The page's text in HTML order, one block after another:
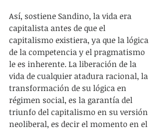
Así, sostiene Sandino, la vida era
capitalista antes de que el
capitalismo existiera, ya que la lógica
de la competencia y el pragmatismo
le es inherente. La liberación de la
vida de cualquier atadura racional, la
transformación de su lógica en
régimen social, es la garantía del
triunfo del capitalismo en su versión
neoliberal, es decir el momento en el